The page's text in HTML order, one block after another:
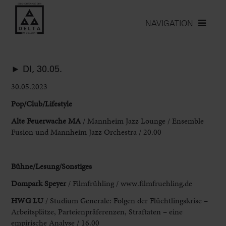
NAVIGATION
► DI, 30.05.
30.05.2023
Pop/Club/Lifestyle
Alte Feuerwache MA / Mannheim Jazz Lounge / Ensemble
Fusion und Mannheim Jazz Orchestra / 20.00
Bühne/Lesung/Sonstiges
Dompark Speyer / Filmfrühling / www.filmfruehling.de
HWG LU / Studium Generale: Folgen der Flüchtlingskrise –
Arbeitsplätze, Parteienpräferenzen, Straftaten – eine
empirische Analyse / 16.00